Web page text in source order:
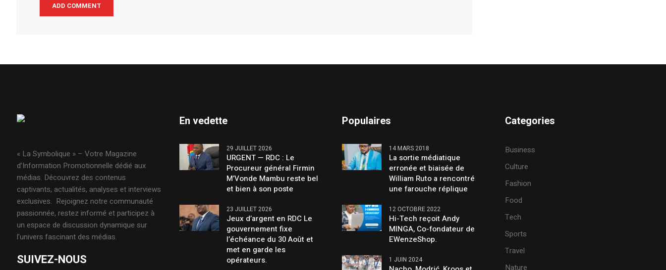
« La Symbolique » – Votre Magazine
d’Information Promotionnelle dédié aux
médias. Découvrez des contenus
captivants, actualités, analyses et interviews
exclusives. Rejoignez notre communauté
passionnée, restez informé et participez à
un espace de discussion dynamique sur
l’univers fascinant des médias.
SUIVEZ-NOUS
En vedette
29 JUILLET 2026
URGENT — RDC : Le
Procureur général Firmin
M’Vonde Mambu reste bel
et bien à son poste
23 JUILLET 2026
Jeux d’argent en RDC Le
gouvernement fixe
l’échéance du 30 Août et
met en garde les
opérateurs.
Populaires
14 MARS 2018
La sortie médiatique
erronée et biaisée de
William Ruto a rencontré
une farouche réplique
12 OCTOBRE 2022
Hi-Tech reçoit Andy
MINGA, Co-fondateur de
EWenzeShop.
1 JUIN 2024
Categories
Business
Culture
Fashion
Food
Tech
Sports
Travel
Nature